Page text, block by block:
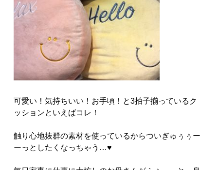
可愛い！気持ちいい！お手頃！と3拍子揃っているク
ッションといえばコレ！
触り心地抜群の素材を使っているからついぎゅぅぅー
ーっとしたくなっちゃう…♥